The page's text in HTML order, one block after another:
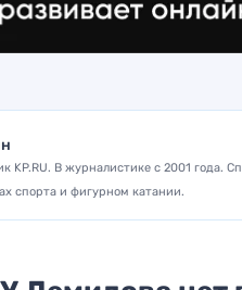
KP.RU. В журналистике с 2001 года.
спорта и фигурном катании.